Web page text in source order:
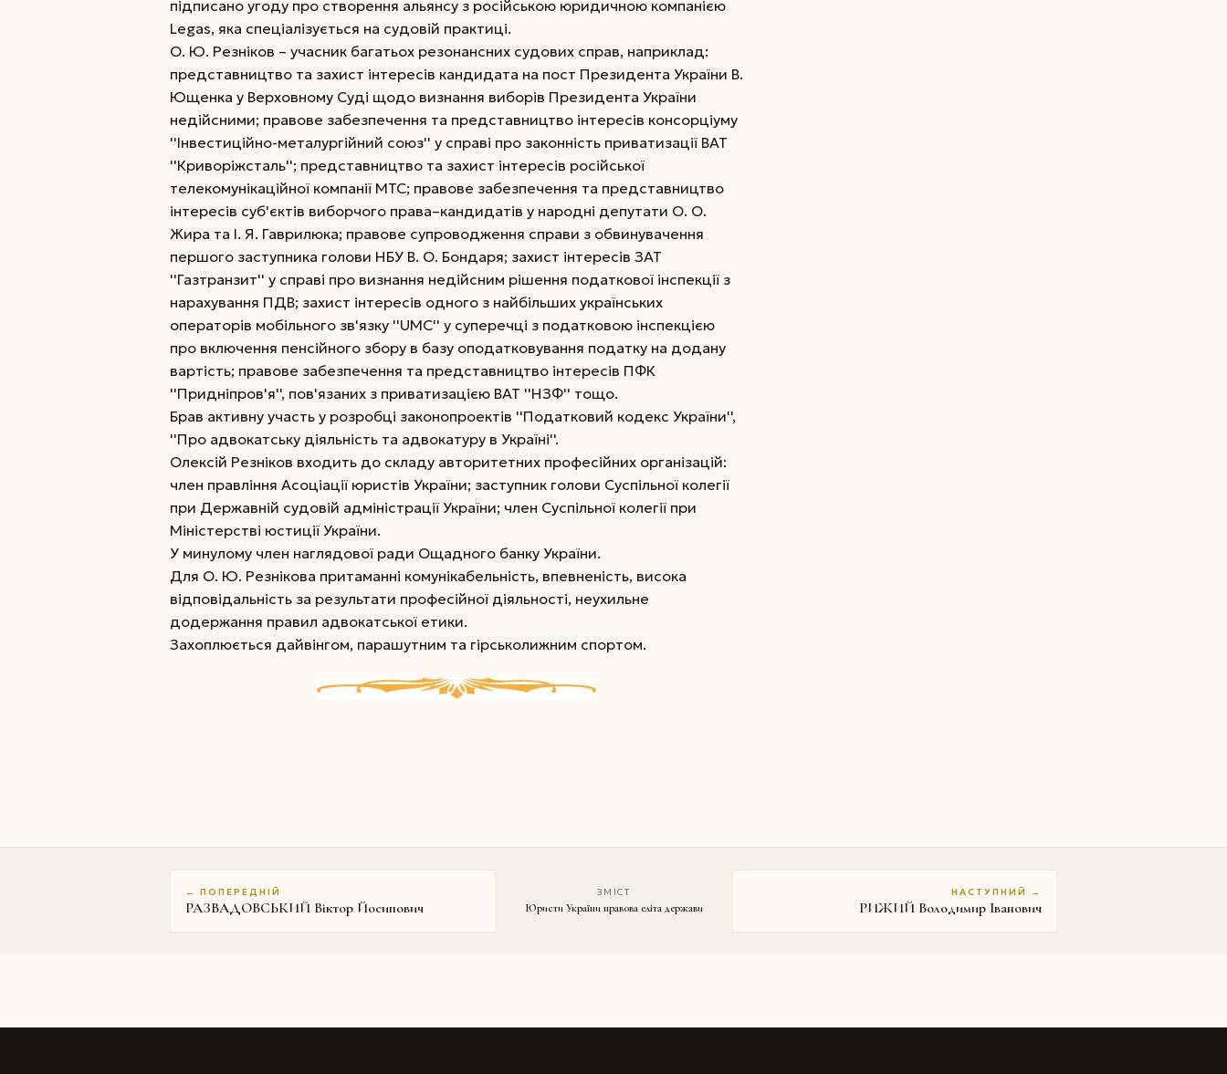
підписано угоду про створення альянсу з російською юридичною компанією
Legas, яка спеціалізується на судовій практиці.
О. Ю. Резніков – учасник багатьох резонансних судових справ, наприклад:
представництво та захист інтересів кандидата на пост Президента України В.
Ющенка у Верховному Суді щодо визнання виборів Президента України
недійсними; правове забезпечення та представництво інтересів консорціуму
''Інвестиційно-металургійний союз'' у справі про законність приватизації ВАТ
''Криворіжсталь''; представництво та захист інтересів російської
телекомунікаційної компанії МТС; правове забезпечення та представництво
інтересів суб'єктів виборчого права–кандидатів у народні депутати О. О.
Жира та І. Я. Гаврилюка; правове супроводження справи з обвинувачення
першого заступника голови НБУ В. О. Бондаря; захист інтересів ЗАТ
''Газтранзит'' у справі про визнання недійсним рішення податкової інспекції з
нарахування ПДВ; захист інтересів одного з найбільших українських
операторів мобільного зв'язку ''UMC'' у суперечці з податковою інспекцією
про включення пенсійного збору в базу оподатковування податку на додану
вартість; правове забезпечення та представництво інтересів ПФК
''Придніпров'я'', пов'язаних з приватизацією ВАТ ''НЗФ'' тощо.
Брав активну участь у розробці законопроектів ''Податковий кодекс України'',
''Про адвокатську діяльність та адвокатуру в Україні''.
Олексій Резніков входить до складу авторитетних професійних організацій:
член правління Асоціації юристів України; заступник голови Суспільної колегії
при Державній судовій адміністрації України; член Суспільної колегії при
Міністерстві юстиції України.
У минулому член наглядової ради Ощадного банку України.
Для О. Ю. Резнікова притаманні комунікабельність, впевненість, висока
відповідальність за результати професійної діяльності, неухильне
додержання правил адвокатської етики.
Захоплюється дайвінгом, парашутним та гірськолижним спортом.
← ПОПЕРЕДНІЙ
РАЗВАДОВСЬКИЙ Віктор Йосипович
ЗМІСТ
Юристи України правова еліта держави
НАСТУПНИЙ →
РИЖИЙ Володимир Іванович